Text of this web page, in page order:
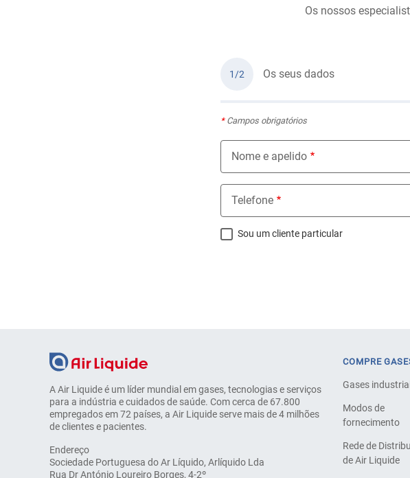
Os nossos
1/2 Os seus dados
*Campos obrigatórios
Nome e apelido
Telefone
Sou um cliente particular
A Air Liquide é um líder mundial em gases, tecnologias e serviços
para a indústria e cuidados de saúde. Com cerca de 67.800
empregados em 72 países, a Air Liquide serve mais de 4 milhões
de clientes e pacientes.
Endereço
Sociedade Portuguesa do Ar Líquido, Arlíquido Lda
Rua Dr António Loureiro Borges, 4-2º
COMPRE
Gases
Modos de
fornecimento
Rede de
de Air Liquide